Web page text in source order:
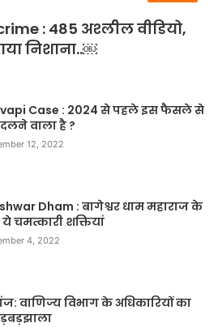
: 485 अश्लील वीडियो,
निशाना..￼
Case : 2024 से पहले इस फैसले से
वाला है ?
12, 2022
Dham : बागेश्वर धाम महाराज के
चमत्कारी शक्तियां
4, 2022
वाणिज्य विभाग के अधिकारियों का